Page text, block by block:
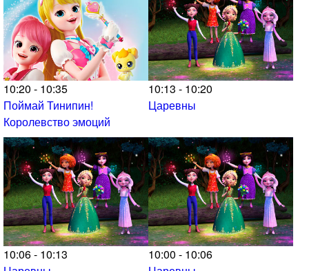
10:20 - 10:35
Поймай Тинипин!
Королевство эмоций
10:13 - 10:20
Царевны
10:06 - 10:13
10:00 - 10:06